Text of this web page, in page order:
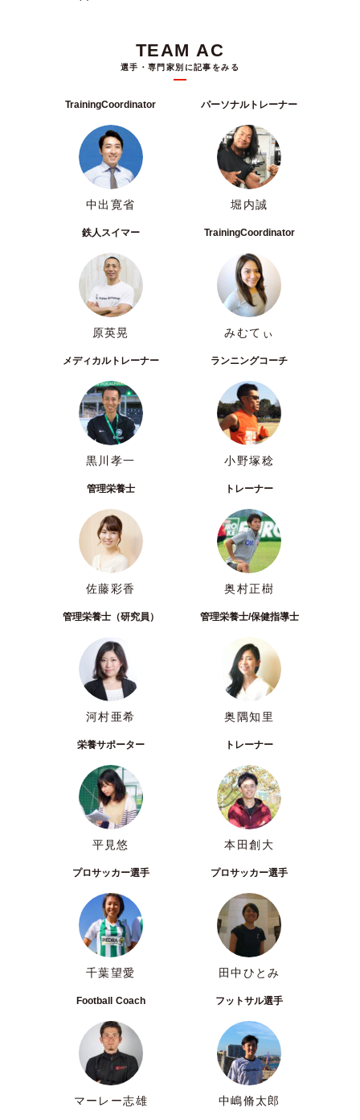
TEAM AC
選手・専門家別に記事をみる
TrainingCoordinator
中出寛省
パーソナルトレーナー
堀内誠
鉄人スイマー
原英晃
TrainingCoordinator
みむてぃ
メディカルトレーナー
黒川孝一
ランニングコーチ
小野塚稔
管理栄養士
佐藤彩香
トレーナー
奥村正樹
管理栄養士（研究員）
河村亜希
管理栄養士/保健指導士
奥隅知里
栄養サポーター
平見悠
トレーナー
本田創大
プロサッカー選手
千葉望愛
プロサッカー選手
田中ひとみ
Football Coach
マーレー志雄
フットサル選手
中嶋脩太郎